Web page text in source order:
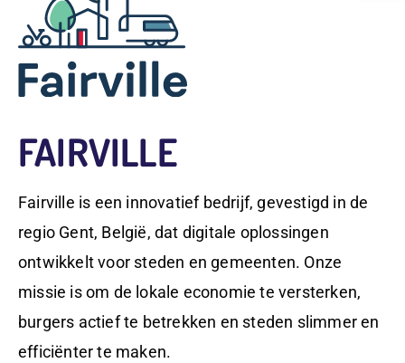
FAIRVILLE
Fairville is een innovatief bedrijf, gevestigd in de
regio Gent, België, dat digitale oplossingen
ontwikkelt voor steden en gemeenten. Onze
missie is om de lokale economie te versterken,
burgers actief te betrekken en steden slimmer en
efficiënter te maken.